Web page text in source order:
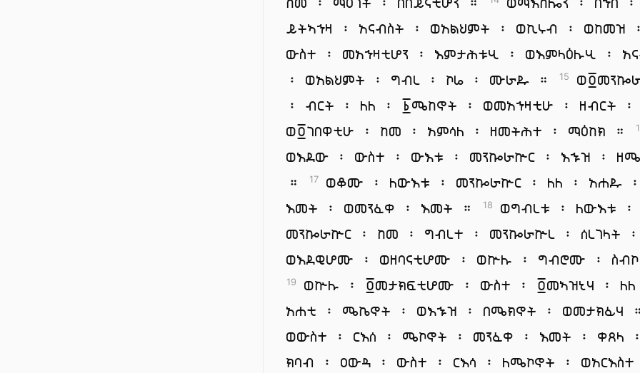
ይትኣኀዛ ፡ አናብስት ፡ ወአልህምት ፡ ወኪሩብ ፡ ወከመዝ ፡
ውስተ ፡ መአኀዛቲሆን ፡ እምታሕቱሂ ፡ ወእምላዕሉሂ ፡
፡ ወአልህምት ፡ ግብረ ፡ ኮሬ ፡ ሙራዱ ።
15
፡ ብርት ፡ ለለ ፡ ፩ሜከኖት ፡ ወመአኀዛቲሁ ፡ ዘብርት ፡
ወ፬ገበዋቲሁ ፡ ከመ ፡ አምሳለ ፡ ዘመትሕተ ፡ ማዕከክ ።
ወእደው ፡ ውስተ ፡ ውእቱ ፡ መንኰራኵር ፡ እኁዝ ፡
።
17
ወቆሙ ፡ ለውእቱ ፡ መንኰራኵር ፡ ለለ ፡ አሐዱ ፡
እመት ፡ ወመንፈቀ ፡ እመት ።
18
ወግብረቱ ፡ ለውእቱ ፡
መንኰራኵር ፡ ከመ ፡ ግብረተ ፡ መንኰራኵረ ፡ ሰረገላት ፡
ወእደዊሆሙ ፡ ወዘባናቲሆሙ ፡ ወኵሉ ፡ ግብሮሙ ፡
19
ወኵሉ ፡ ፬መታክፍቲሆሙ ፡ ውስተ ፡ ፬መኣዝኒሃ ፡ ለለ
አሐቲ ፡ ሜኬኖት ፡ ወእኁዝ ፡ በሜክኖት ፡ ወመታክፊሃ
ወውስተ ፡ ርእሰ ፡ ሜኮኖት ፡ መንፈቀ ፡ እመት ፡ ቀጸላ ፡
ክባብ ፡ ዐውዳ ፡ ውስተ ፡ ርእሳ ፡ ለሜኮኖት ፡ ወአርእስተ